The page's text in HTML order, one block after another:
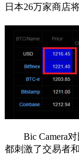
日本26万家商店
Bic Camera对
都刺激了交易者